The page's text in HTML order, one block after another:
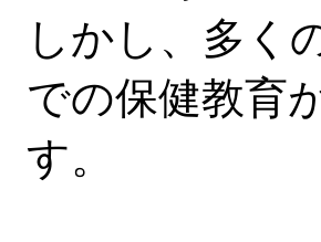
しかし、多く
での保健教育
す。